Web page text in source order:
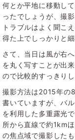
何とか平地に移動し
ったでしょうが、撮
トラブルはよく聞こ
得た上でしっかりと
さて、当日は風が右
を丸く写すことが出
ので比較的すっきり
撮影方法は2015年の
書いていますが、バ
を利用した多重露光
所から直線で約1km
の焦点域で撮影した